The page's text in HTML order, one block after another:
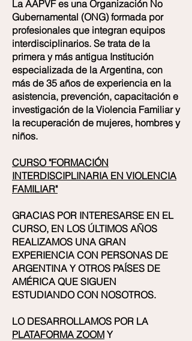
La AAPVF es una Organización No
Gubernamental (ONG) formada por
profesionales que integran equipos
interdisciplinarios. Se trata de la
primera y más antigua Institución
especializada de la Argentina, con
más de 35 años de experiencia en la
asistencia, prevención, capacitación e
investigación de la Violencia Familiar y
la recuperación de mujeres, hombres y
niños.
CURSO "FORMACIÓN
INTERDISCIPLINARIA EN VIOLENCIA
FAMILIAR"
GRACIAS POR INTERESARSE EN EL
CURSO, EN LOS ÚLTIMOS AÑOS
REALIZAMOS UNA GRAN
EXPERIENCIA CON PERSONAS DE
ARGENTINA Y OTROS PAÍSES DE
AMÉRICA QUE SIGUEN
ESTUDIANDO CON NOSOTROS.
LO DESARROLLAMOS POR LA
PLATAFORMA ZOOM Y